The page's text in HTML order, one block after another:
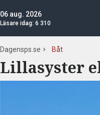
06 aug. 2026
Läsare idag: 6 310
Dagensps.se Båt
Lillasyster